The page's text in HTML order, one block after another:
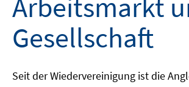
Arbeitsmarkt
Gesellschaft
Seit der Wiedervereinigung ist die